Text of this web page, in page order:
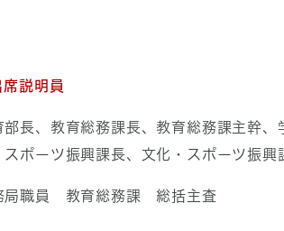
説明員
部長、教育総務課長、教育総務課主幹
スポーツ振興課長、文化・スポーツ振
局職員 教育総務課 総括主査